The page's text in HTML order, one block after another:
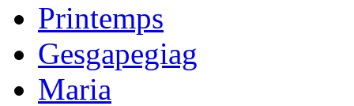
Printemps
Gesgapegiag
Maria